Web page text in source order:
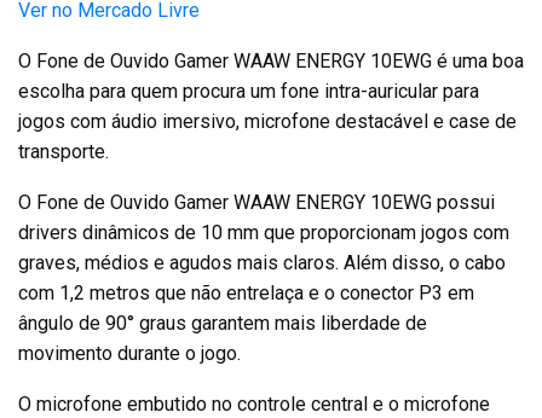
Ver no Mercado Livre
O Fone de Ouvido Gamer WAAW ENERGY 10EWG é uma boa
escolha para quem procura um fone intra-auricular para
jogos com áudio imersivo, microfone destacável e case de
transporte.
O Fone de Ouvido Gamer WAAW ENERGY 10EWG possui
drivers dinâmicos de 10 mm que proporcionam jogos com
graves, médios e agudos mais claros. Além disso, o cabo
com 1,2 metros que não entrelaça e o conector P3 em
ângulo de 90° graus garantem mais liberdade de
movimento durante o jogo.
O microfone embutido no controle central e o microfone